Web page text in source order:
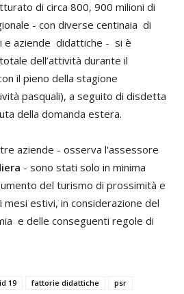
di circa 800, 900 milioni di
- con diverse centinaia di
e aziende didattiche - si è
dell’attività durante il
il pieno della stagione
pasquali), a seguito di disdetta
della domanda estera.
aziende - osserva l'assessore
- sono stati solo in minima
del turismo di prossimità e
estivi, in considerazione del
e delle conseguenti regole di
19 fattorie didattiche psr